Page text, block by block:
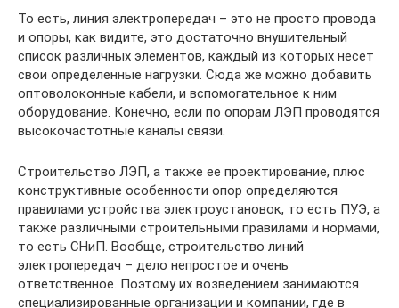
То есть, линия электропередач – это не просто провода
и опоры, как видите, это достаточно внушительный
список различных элементов, каждый из которых несет
свои определенные нагрузки. Сюда же можно добавить
оптоволоконные кабели, и вспомогательное к ним
оборудование. Конечно, если по опорам ЛЭП проводятся
высокочастотные каналы связи.
Строительство ЛЭП, а также ее проектирование, плюс
конструктивные особенности опор определяются
правилами устройства электроустановок, то есть ПУЭ, а
также различными строительными правилами и нормами,
то есть СНиП. Вообще, строительство линий
электропередач – дело непростое и очень
ответственное. Поэтому их возведением занимаются
специализированные организации и компании, где в